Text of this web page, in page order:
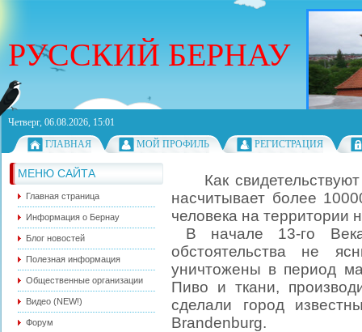
РУССКИЙ БЕРНАУ
Четверг, 06.08.2026, 15:01
ГЛАВНАЯ
МОЙ ПРОФИЛЬ РЕГИСТРАЦИЯ
МЕНЮ САЙТА
Главная страница
Информация о Бернау
Блог новостей
Полезная информация
Общественные организации
Видео (NEW!)
Форум
Как свидетельствуют
насчитывает более
человека на территории
В начале 13-го
обстоятельства не
уничтожены в период
Пиво и ткани,
сделали город
Brandenburg.